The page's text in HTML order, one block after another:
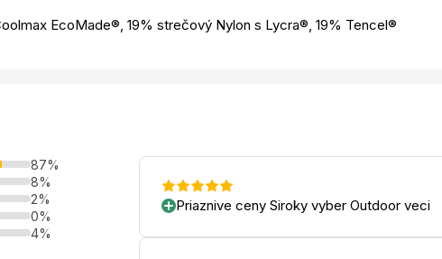
EcoMade®, 19% strečový Nylon s Lycra®, 19% Tencel®
87%
8%
2%
0%
4%
Priaznive ceny Siroky vyber Outdoor veci